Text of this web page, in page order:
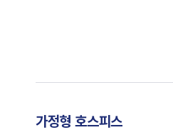
가정형 호스피스